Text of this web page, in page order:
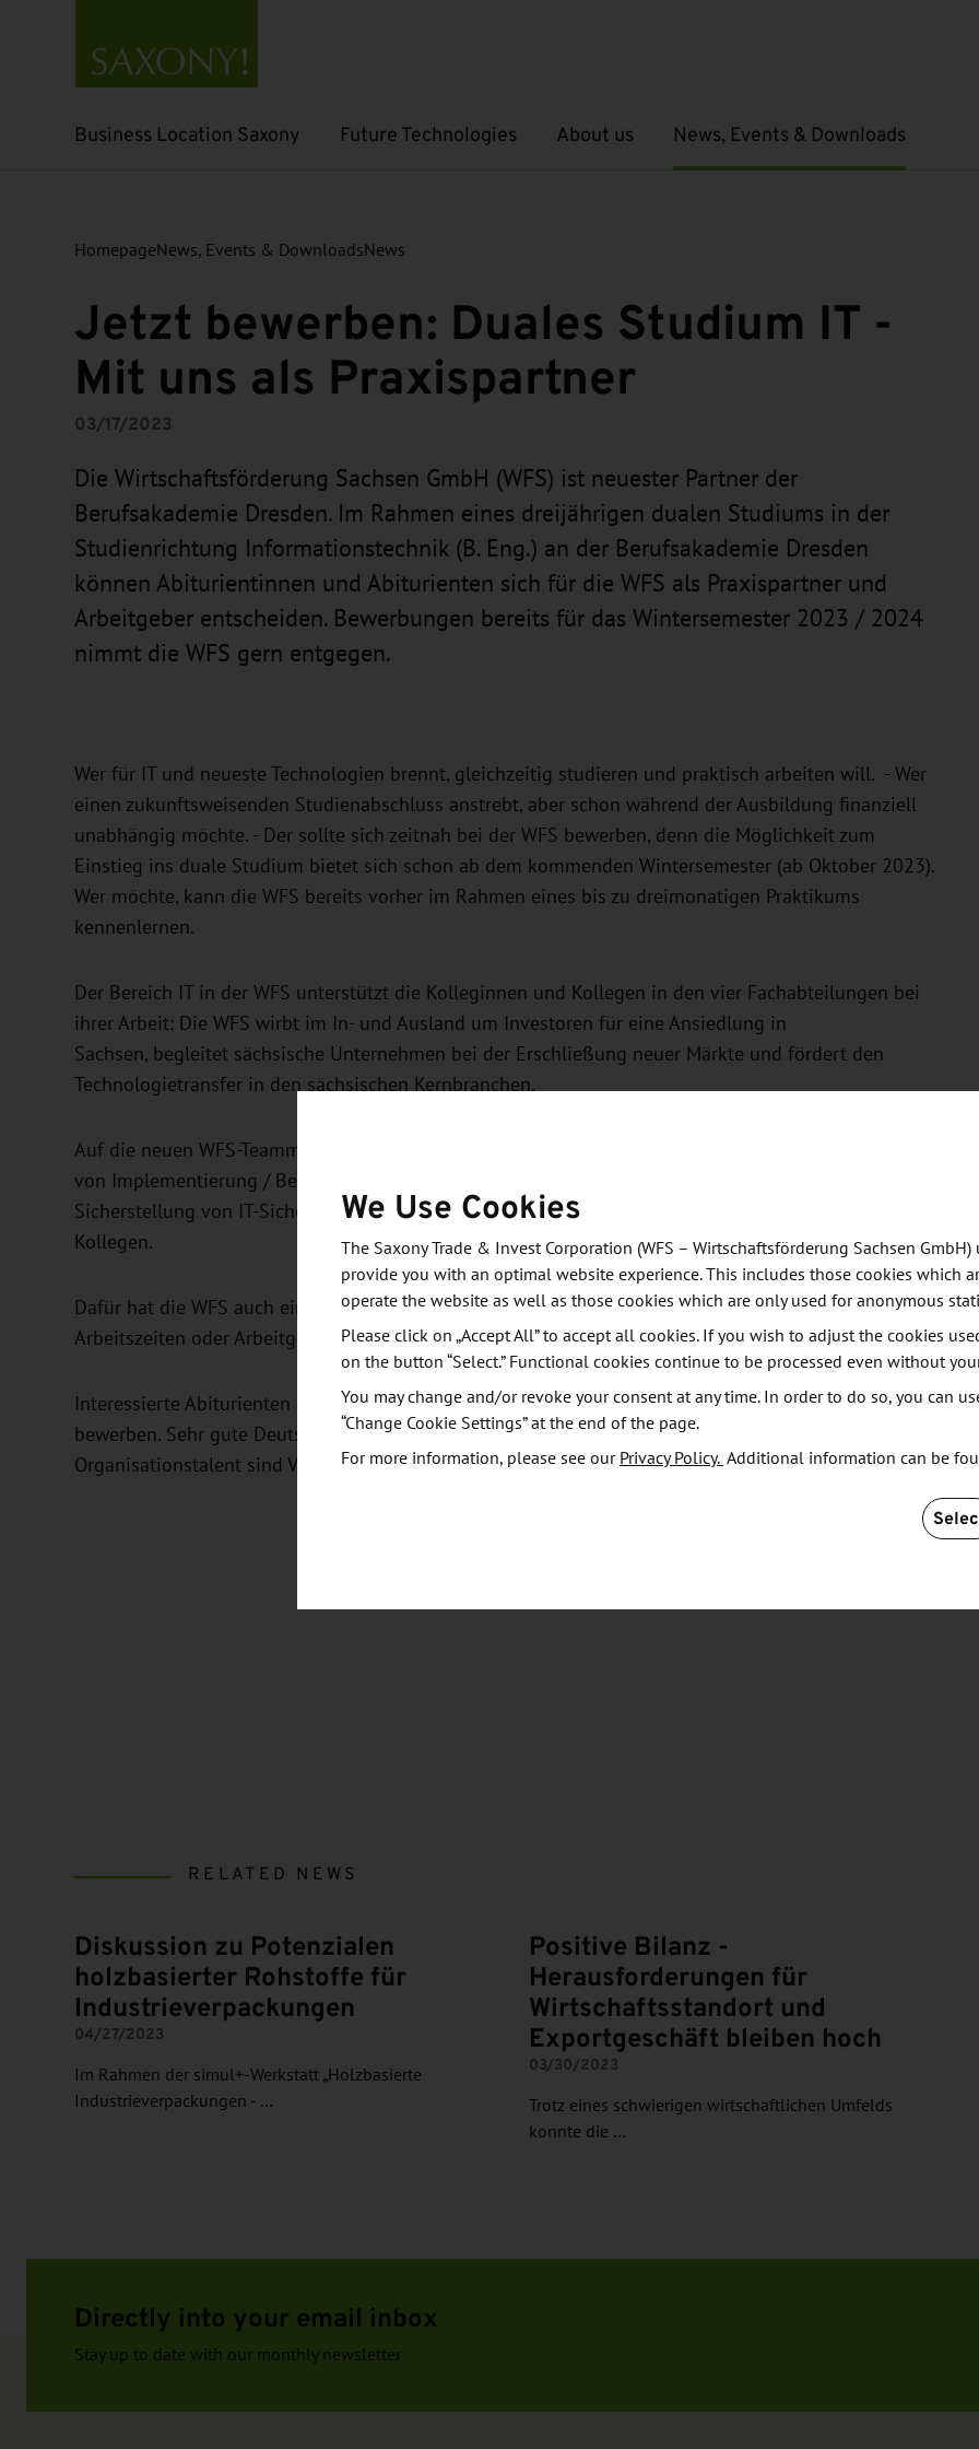
Business Location Saxony
Open submenu Future Technologies
Open submenu About us
Open submenu News, Events & Downloads
Open submenu
HomepageNews, Events & DownloadsNews
Jetzt bewerben: Duales Studium IT -
Mit uns als Praxispartner
03/17/2023
Die Wirtschaftsförderung Sachsen GmbH (WFS) ist neuester Partner der
Berufsakademie Dresden. Im Rahmen eines dreijährigen dualen Studiums in der
Studienrichtung Informationstechnik (B. Eng.) an der Berufsakademie Dresden
können Abiturientinnen und Abiturienten sich für die WFS als Praxispartner und
Arbeitgeber entscheiden. Bewerbungen bereits für das Wintersemester 2023 / 2024
nimmt die WFS gern entgegen.
Wer für IT und neueste Technologien brennt, gleichzeitig studieren und praktisch arbeiten will. - Wer
einen zukunftsweisenden Studienabschluss anstrebt, aber schon während der Ausbildung finanziell
unabhängig möchte. - Der sollte sich zeitnah bei der WFS bewerben, denn die Möglichkeit zum
Einstieg ins duale Studium bietet sich schon ab dem kommenden Wintersemester (ab Oktober 2023).
Wer möchte, kann die WFS bereits vorher im Rahmen eines bis zu dreimonatigen Praktikums
kennenlernen.
Der Bereich IT in der WFS unterstützt die Kolleginnen und Kollegen in den vier Fachabteilungen bei
ihrer Arbeit: Die WFS wirbt im In- und Ausland um Investoren für eine Ansiedlung in
Sachsen, begleitet sächsische Unternehmen bei der Erschließung neuer Märkte und fördert den
Technologietransfer in den sächsischen Kernbranchen.
Auf die neuen WFS-Teammitglieder im IT-Bereich wartet ein vielfältiges Lern- und Aufgabengebiet -
von Implementierung / Betrieb / Betreuung und Weiterentwicklung von IT-Systemen über die
Sicherstellung von IT-Sicherheit und Datenschutz bis hin zu Schulungen für die Kolleginnen und
Kollegen.
Dafür hat die WFS auch einiges zu bieten - z. B. eine attraktive Vergütung, Übernahmegarantie, flexible
Arbeitszeiten oder Arbeitgeber-Zusatzleistungen wie etwa eine betriebliche Altersvorsorge.
Interessierte Abiturienten oder Schüler (m / w / d) auf dem besten Weg dahin können sich ab sofort
bewerben. Sehr gute Deutsch-, gute Englisch-Kenntnisse sowie Kommunikationsfähigkeit und
Organisationstalent sind Voraussetzung.
RELATED NEWS
Diskussion zu Potenzialen
holzbasierter Rohstoffe für
Industrieverpackungen
04/27/2023
Im Rahmen der simul+-Werkstatt „Holzbasierte
Industrieverpackungen - …
Positive Bilanz -
Herausforderungen für
Wirtschaftsstandort und
Exportgeschäft bleiben hoch
03/30/2023
Trotz eines schwierigen wirtschaftlichen Umfelds
konnte die …
Directly into your email inbox
Stay up to date with our monthly newsletter
We Use Cookies
The Saxony Trade & Invest Corporation (WFS – Wirtschaftsförderung Sachsen GmbH)
provide you with an optimal website experience. This includes those cookies which
operate the website as well as those cookies which are only used for anonymous
Please click on „Accept All” to accept all cookies. If you wish to adjust the cookies
on the button “Select.” Functional cookies continue to be processed even without
You may change and/or revoke your consent at any time. In order to do so, you can
“Change Cookie Settings” at the end of the page.
For more information, please see our Privacy Policy. Additional information can be